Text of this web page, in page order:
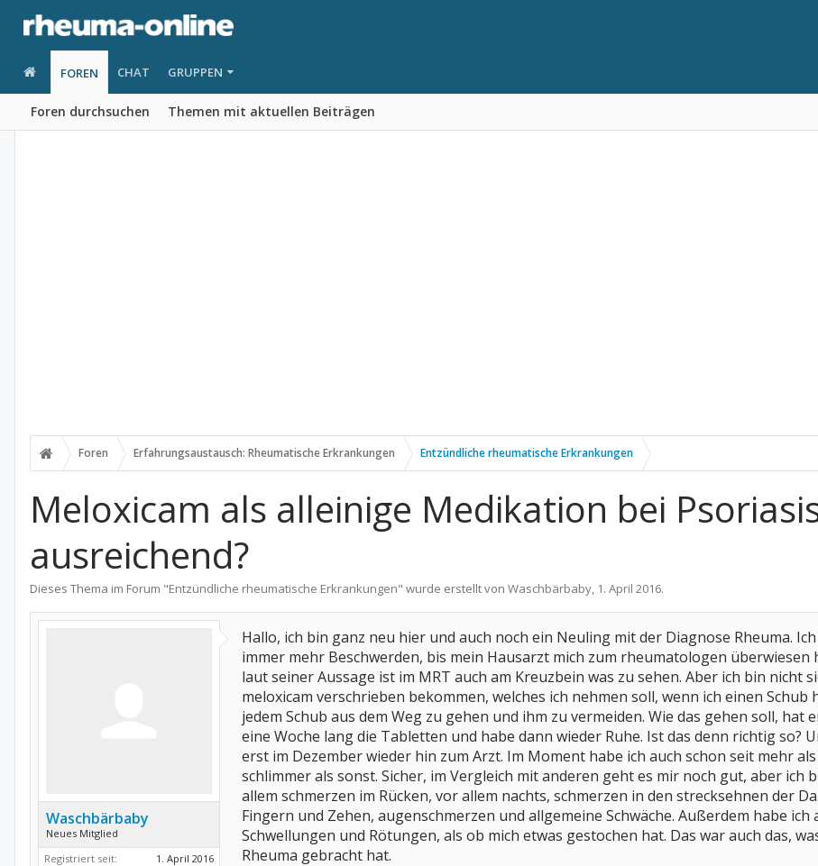
FOREN
Foren durchsuchen Themen mit aktuellen Beiträgen
CHAT GRUPPEN
Foren Erfahrungsaustausch: Rheumatische Erkrankungen Entzündliche rheumatische Erkrankungen
Meloxicam als alleinige Medikation bei
ausreichend?
Dieses Thema im Forum "Entzündliche rheumatische Erkrankungen" wurde erstellt von Waschbärbaby, 1. April 2016.
Waschbärbaby
Neues Mitglied
Registriert seit:
1. April 2016
Hallo, ich bin ganz neu hier und auch noch ein Neuling mit der Diagnose Rheuma.
immer mehr Beschwerden, bis mein Hausarzt mich zum rheumatologen
laut seiner Aussage ist im MRT auch am Kreuzbein was zu sehen. Aber ich bin nicht
meloxicam verschrieben bekommen, welches ich nehmen soll, wenn ich einen
jedem Schub aus dem Weg zu gehen und ihm zu vermeiden. Wie das gehen soll,
eine Woche lang die Tabletten und habe dann wieder Ruhe. Ist das denn richtig so?
erst im Dezember wieder hin zum Arzt. Im Moment habe ich auch schon seit mehr
schlimmer als sonst. Sicher, im Vergleich mit anderen geht es mir noch gut, aber ich
allem schmerzen im Rücken, vor allem nachts, schmerzen in den strecksehnen der
Fingern und Zehen, augenschmerzen und allgemeine Schwäche. Außerdem habe
Schwellungen und Rötungen, als ob mich etwas gestochen hat. Das war auch das,
Rheuma gebracht hat.